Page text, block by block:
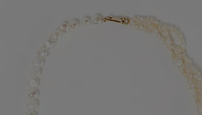
ランキング
定期購読